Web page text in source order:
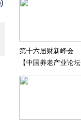
第十六届财新峰会
【中国养老产业论坛
系列闭门圆桌】意定
监护：艰难起步之后